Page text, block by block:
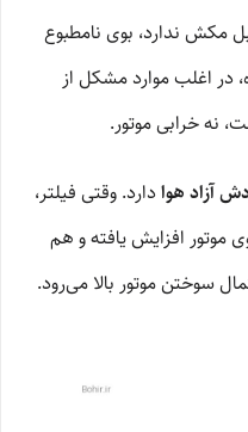
مکش ندارد، بوی نامطبوع
در اغلب موارد مشکل از
نه خرابی موتور.
آزاد هوادارد. وقتی فیلتر،
موتور افزایش یافته و هم
سوختن موتور بالا می‌رود.